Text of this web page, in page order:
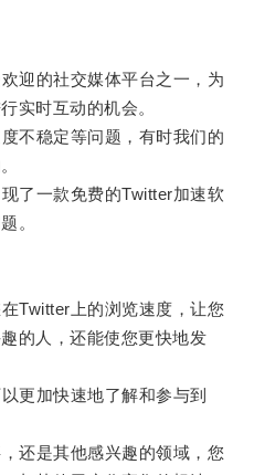
的社交媒体平台之一，为
实时互动的机会。
稳定等问题，有时我们的
一款免费的Twitter加速软
。
上的浏览速度，让您
的人，还能使您更快地发
加快速地了解和参与到
是其他感兴趣的领域，您